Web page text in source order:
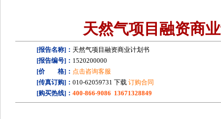
天然气项目融资商
[报告名称]： 天然气项目融资商业计划书
[报告编号]： 1520200000
[价 格]： 点击咨询客服
[传真订购]： 010-62059731 下载 订购合同
[购买热线]： 400-866-9086 13671328849